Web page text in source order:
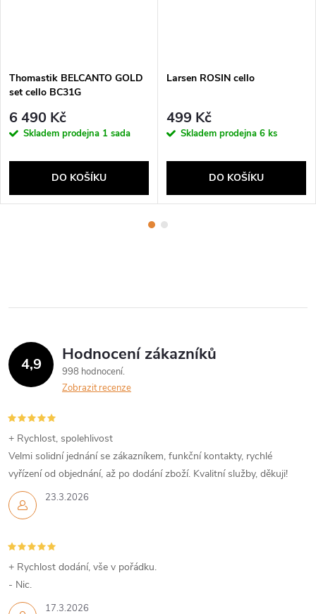
Thomastik BELCANTO GOLD
set cello BC31G
6 490 Kč
Skladem prodejna 1 sada
DO KOŠÍKU
Larsen ROSIN cello
499 Kč
Skladem prodejna 6 ks
DO KOŠÍKU
4,9 Hodnocení zákazníků
998 hodnocení
Zobrazit recenze
23.3.2026
+ Rychlost, spolehlivost
Velmi solidní jednání se zákazníkem, funkční kontakty, rychlé
vyřízení od objednání, až po dodání zboží. Kvalitní služby, děkuji!
17.3.2026
+ Rychlost dodání, vše v pořádku.
- Nic.